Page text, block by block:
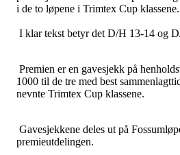
i de to løpene i Trimtex Cup klassene.
I klar tekst betyr det D/H 13-14 og
Premien er en gavesjekk på
1000 til de tre med best
nevnte Trimtex Cup klassene.
Gavesjekkene deles ut på
premieutdelingen.